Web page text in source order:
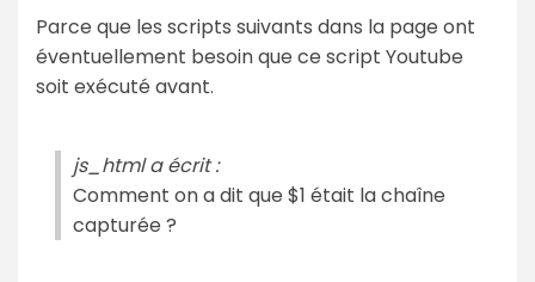
Parce que les scripts suivants dans la page ont
éventuellement besoin que ce script Youtube
soit exécuté avant.
js_html a écrit :
Comment on a dit que $1 était la chaîne
capturée ?